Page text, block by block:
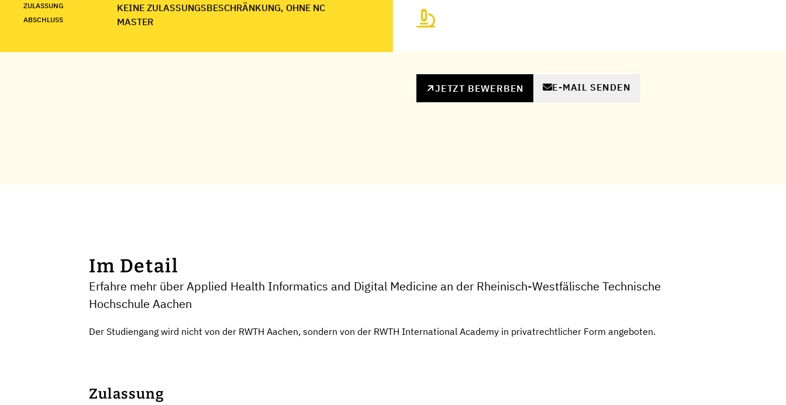
ZULASSUNG KEINE ZULASSUNGSBESCHRÄNKUNG, OHNE NC
ABSCHLUSS MASTER
JETZT BEWERBEN E-MAIL SENDEN
Im Detail
Erfahre mehr über Applied Health Informatics and Digital Medicine an der Rheinisch-Westfälische Technische
Hochschule Aachen
Der Studiengang wird nicht von der RWTH Aachen, sondern von der RWTH International Academy in privatrechtlicher Form angeboten.
Zulassung